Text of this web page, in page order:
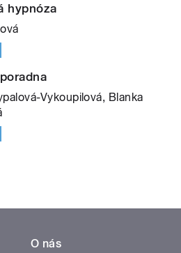
hypnóza
Vykoupilová, Blanka
O nás